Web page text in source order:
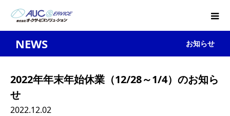
NEWS お知らせ
2022年年末年始休業（12/28～1/4）のお知ら
せ
2022.12.02